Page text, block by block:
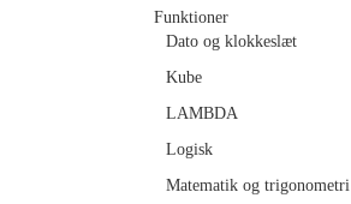
Funktioner
Dato og klokkeslæt
Kube
LAMBDA
Logisk
Matematik og trigonometri